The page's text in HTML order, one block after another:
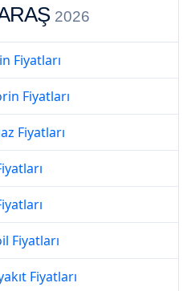
2026
Fiyatları
Fiyatları
Fiyatları
Fiyatları
Fiyatları